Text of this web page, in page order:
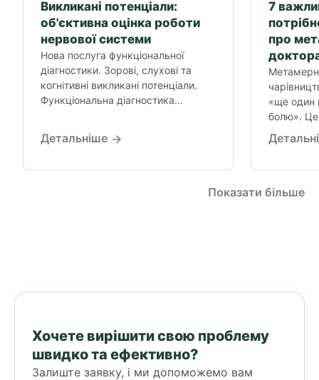
Викликані потенціали:
об'єктивна оцінка роботи
нервової системи
Нова послуга функціональної
діагностики. Зорові, слухові та
когнітивні викликані потенціали.
Функціональна діагностика
Детальніше
7
про
«ще один
болю». Це
Показати більше
Хочете вирішити свою проблему
швидко та ефективно?
Залиште заявку, і ми допоможемо вам